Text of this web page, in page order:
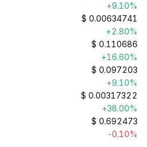
+9.10%
$ 0.00634741
+2.80%
$ 0.110686
+16.60%
$ 0.097203
+9.10%
$ 0.00317322
+38.00%
$ 0.692473
-0.10%